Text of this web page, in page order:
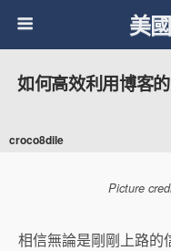
美
如何高效利用博客
croco8dile
Picture
相信無論是剛剛上路的